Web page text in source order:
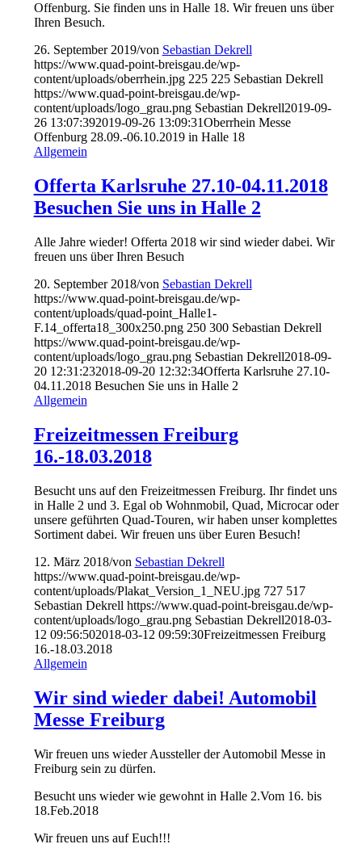
Offenburg. Sie finden uns in Halle 18. Wir freuen uns über
Ihren Besuch.
26. September 2019/von Sebastian Dekrell
https://www.quad-point-breisgau.de/wp-
content/uploads/oberrhein.jpg 225 225 Sebastian Dekrell
https://www.quad-point-breisgau.de/wp-
content/uploads/logo_grau.png Sebastian Dekrell2019-09-
26 13:07:392019-09-26 13:09:31Oberrhein Messe
Offenburg 28.09.-06.10.2019 in Halle 18
Allgemein
Offerta Karlsruhe 27.10-04.11.2018
Besuchen Sie uns in Halle 2
Alle Jahre wieder! Offerta 2018 wir sind wieder dabei. Wir
freuen uns über Ihren Besuch
20. September 2018/von Sebastian Dekrell
https://www.quad-point-breisgau.de/wp-
content/uploads/quad-point_Halle1-
F.14_offerta18_300x250.png 250 300 Sebastian Dekrell
https://www.quad-point-breisgau.de/wp-
content/uploads/logo_grau.png Sebastian Dekrell2018-09-
20 12:31:232018-09-20 12:32:34Offerta Karlsruhe 27.10-
04.11.2018 Besuchen Sie uns in Halle 2
Allgemein
Freizeitmessen Freiburg
16.-18.03.2018
Besucht uns auf den Freizeitmessen Freiburg. Ihr findet uns
in Halle 2 und 3. Egal ob Wohnmobil, Quad, Microcar oder
unsere geführten Quad-Touren, wir haben unser komplettes
Sortiment dabei. Wir freuen uns über Euren Besuch!
12. März 2018/von Sebastian Dekrell
https://www.quad-point-breisgau.de/wp-
content/uploads/Plakat_Version_1_NEU.jpg 727 517
Sebastian Dekrell https://www.quad-point-breisgau.de/wp-
content/uploads/logo_grau.png Sebastian Dekrell2018-03-
12 09:56:502018-03-12 09:59:30Freizeitmessen Freiburg
16.-18.03.2018
Allgemein
Wir sind wieder dabei! Automobil
Messe Freiburg
Wir freuen uns wieder Aussteller der Automobil Messe in
Freiburg sein zu dürfen.
Besucht uns wieder wie gewohnt in Halle 2.Vom 16. bis
18.Feb.2018
Wir freuen uns auf Euch!!!